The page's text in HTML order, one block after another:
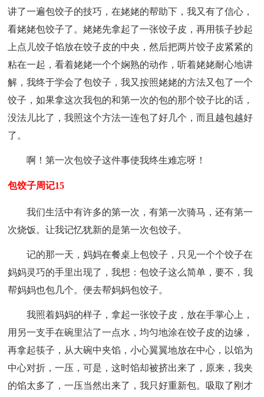
讲了一遍包饺子的技巧，在姥姥的帮助下，我又有了信心，
看姥姥包饺子了。姥姥先拿起了一张饺子皮，再用筷子抄起
上点儿饺子馅放在饺子皮的中央，然后把两片饺子皮紧紧的
粘在一起，看着姥姥一个个娴熟的动作，听着姥姥耐心地讲
解，我终于学会了包饺子，我又按照姥姥的方法又包了一个
饺子，如果拿这次我包的和第一次的包的那个饺子比的话，
没法儿比了，我照这个方法一连包了好几个，而且越包越好
了。
啊！第一次包饺子这件事使我终生难忘呀！
包饺子周记15
我们生活中有许多的第一次，有第一次骑马，还有第一
次烧饭。让我记忆犹新的是第一次包饺子。
记的那一天，妈妈在餐桌上包饺子，只见一个个饺子在
妈妈灵巧的手里出现了，我想：包饺子这么简单，要不，我
帮妈妈也包几个。便去帮妈妈包饺子。
我照着妈妈的样子，拿起一张饺子皮，放在手掌心上，
用另一支手在碗里沾了一点水，均匀地涂在饺子皮的边缘，
再拿起筷子，从大碗中夹馅，小心翼翼地放在中心，以馅为
中心对折，一压，可是，这时馅却被挤出来了，原来，我夹
的馅太多了，一压当然出来了，我只好重新包。吸取了刚才